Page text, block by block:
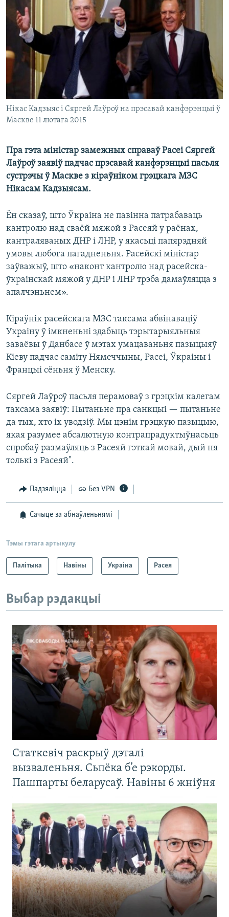
КАЛЯНДАР
НА ХВАЛЯХ СВАБОДЫ
Нікас Кадзыяс і Сяргей Лаўроў на прэсавай канфэрэнцыі ў
Маскве 11 лютага 2015
Пра гэта міністар замежных справаў Расеі Сяргей
Лаўроў заявіў падчас прэсавай канфэрэнцыі пасьля
сустрэчы ў Маскве з кіраўніком грэцкага МЗС
Нікасам Кадзыясам.
Ён сказаў, што Ўкраіна не павінна патрабаваць
кантролю над сваёй мяжой з Расеяй у раёнах,
кантраляваных ДНР і ЛНР, у якасьці папярэдняй
умовы любога пагадненьня. Расейскі міністар
заўважыў, што «наконт кантролю над расейска-
ўкраінскай мяжой у ДНР і ЛНР трэба дамаўляцца з
апалчэньнем».
Кіраўнік расейскага МЗС таксама абвінаваціў
Украіну ў імкненьні здабыць тэрытарыяльныя
заваёвы ў Данбасе ў мэтах умацаваньня пазыцыяў
Кіеву падчас саміту Нямеччыны, Расеі, Ўкраіны і
Францыі сёньня ў Менску.
Сяргей Лаўроў пасьля перамоваў з грэцкім калегам
таксама заявіў: Пытаньне пра санкцыі — пытаньне
да тых, хто іх уводзіў. Мы цэнім грэцкую пазыцыю,
якая разумее абсалютную контрапрадуктыўнасьць
спробаў размаўляць з Расеяй гэткай мовай, дый ня
толькі з Расеяй".
Падзяліцца Без VPN
Сачыце за абнаўленьнямі
Тэмы гэтага артыкулу
Палітыка Навіны Украіна Расея
Выбар рэдакцыі
Статкевіч раскрыў дэталі
вызваленьня. Сьпёка б’е рэкорды.
Пашпарты беларусаў. Навіны 6 жніўня